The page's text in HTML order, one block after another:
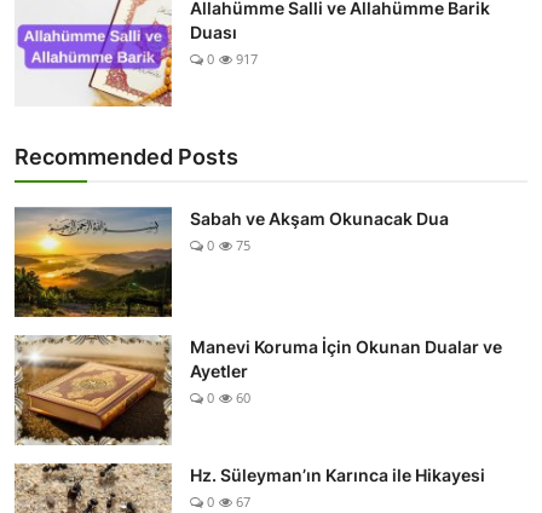
Allahümme Salli ve Allahümme Barik
Duası
0 917
Recommended Posts
Sabah ve Akşam Okunacak Dua
0 75
Manevi Koruma İçin Okunan Dualar ve
Ayetler
0 60
Hz. Süleyman’ın Karınca ile Hikayesi
0 67